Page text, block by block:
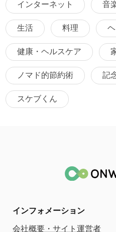
インターネット 音
生活 料理
健康・ヘルスケア
ノマド的節約術 記
スケブくん
インフォメーション
会社概要・サイト運営者